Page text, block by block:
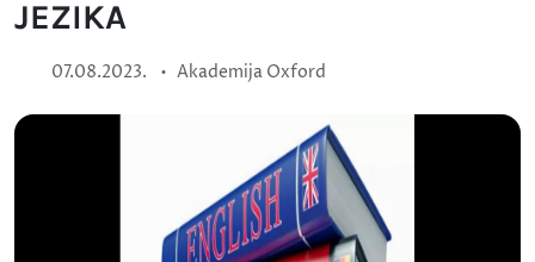
JEZIKA
07.08.2023. • Akademija Oxford